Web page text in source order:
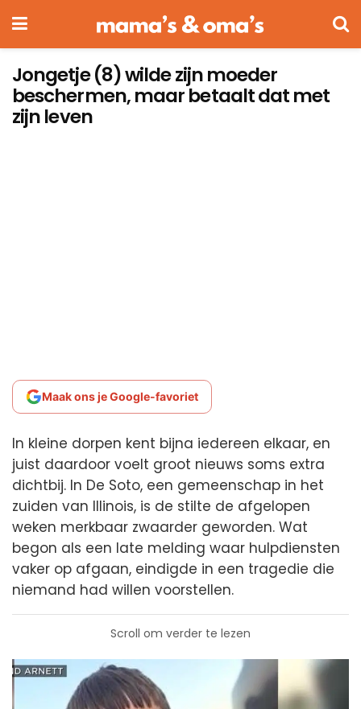
Jongetje (8) wilde zijn moeder
beschermen, maar betaalt dat met
zijn leven
Maak ons je Google-favoriet
In kleine dorpen kent bijna iedereen elkaar, en
juist daardoor voelt groot nieuws soms extra
dichtbij. In De Soto, een gemeenschap in het
zuiden van Illinois, is de stilte de afgelopen
weken merkbaar zwaarder geworden. Wat
begon als een late melding waar hulpdiensten
vaker op afgaan, eindigde in een tragedie die
niemand had willen voorstellen.
Scroll om verder te lezen